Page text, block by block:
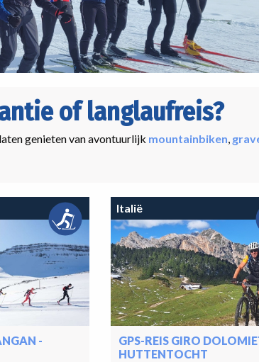
of langlaufreis?
genieten van avontuurlijk mountainbiken,
-
Italië
GPS-REIS GIRO
HUTTENTOCHT